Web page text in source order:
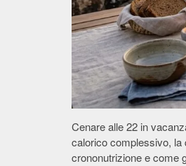
Cenare alle 22 in
calorico complessivo, la
crononutrizione e come